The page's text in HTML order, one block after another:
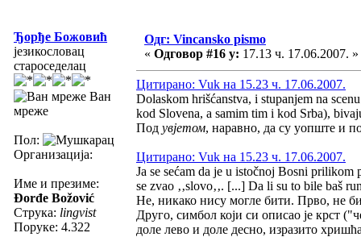
Ђорђе Божовић
језикословац
староседелац
Ван
мреже
Пол:
Организација:
Име и презиме:
Đorđe Božović
Струка: lingvist
Поруке: 4.322
Одг: Vincansko pismo
« Одговор #16 у: 17.13 ч. 17.06.2007. »
Цитирано: Vuk на 15.23 ч. 17.06.2007.
Dolaskom hrišćanstva, i stupanjem na
kod Slovena, a samim tim i kod Srba),
Под увјетом, наравно, да су уопште и
Цитирано: Vuk на 15.23 ч. 17.06.2007.
Ja se sećam da je u istočnoj Bosni prilikom
se zvao ‚‚slovo‚‚. [...] Da li su to bile baš
Не, никако нису могле бити. Прво, не
Друго, симбол који си описао је крст
доле лево и доле десно, изразито